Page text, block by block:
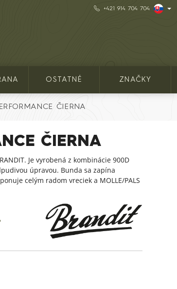
+421 914 704 704
OSTATNÉ ZNAČKY
ČIERNA
ČIERNA
Je vyrobená z kombinácie 900D
úpravou. Bunda sa zapína
celým radom vreciek a MOLLE/PALS